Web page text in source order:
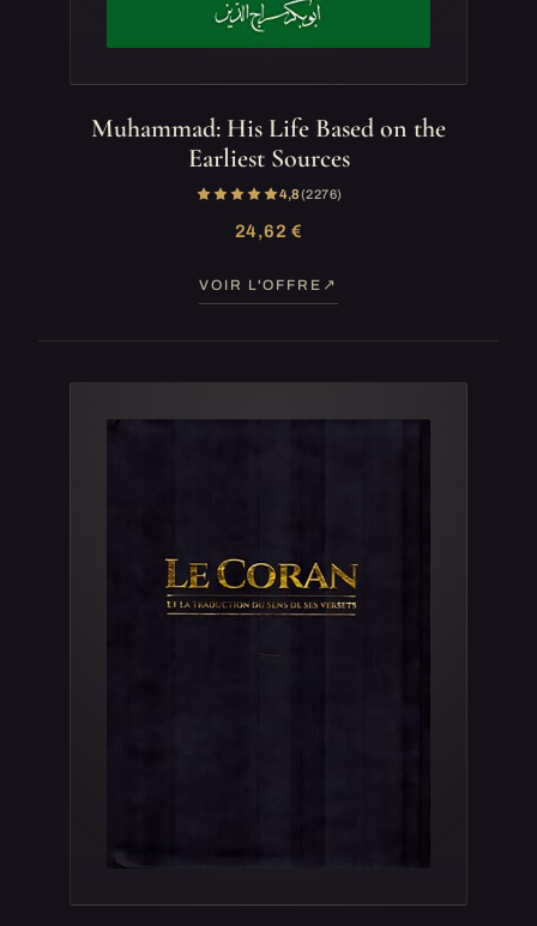
Muhammad: His Life Based on the
Earliest Sources
4,8(2 276)
24,62 €
VOIR L'OFFRE